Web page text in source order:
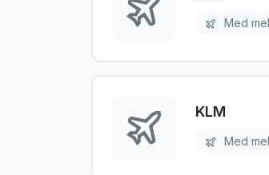
Med
KLM
Med